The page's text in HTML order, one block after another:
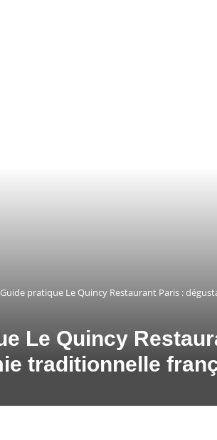
Guide pratique Le Quincy Restaurant Paris :
Le Quincy
traditionnelle